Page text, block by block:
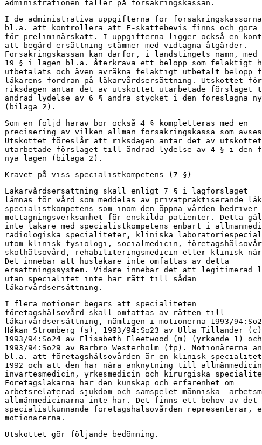
administrationen faller på försäkringskassan.
I de administrativa uppgifterna för
bl.a. att kontrollera att F-skattebevis finns och göra
för preliminärskatt. I uppgifterna ligger också en
att begärd ersättning stämmer med vidtagna åtgärder.
Försäkringskassan kan därför, i landstingets namn, med
19 § i lagen bl.a. återkräva ett belopp som felaktigt
utbetalats och även avräkna felaktigt utbetalt belopp
läkarens fordran på läkarvårdsersättning. Utskottet
riksdagen antar det av utskottet utarbetade
ändrad lydelse av 6 § andra stycket i den föreslagna
(bilaga 2).
Som en följd härav bör också 4 § kompletteras med en
precisering av vilken allmän försäkringskassa som
Utskottet föreslår att riksdagen antar det av utskottet
utarbetade förslaget till ändrad lydelse av 4 § i den
nya lagen (bilaga 2).
Kravet på viss specialistkompetens (7 §)
Läkarvårdsersättning skall enligt 7 § i lagförslaget
lämnas för vård som meddelas av privatpraktiserande
specialistkompetens som inom den öppna vården bedriver
mottagningsverksamhet för enskilda patienter. Detta
inte läkare med specialistkompetens enbart i
radiologiska specialiteter, kliniska
utom klinisk fysiologi, socialmedicin,
skolhälsovård, rehabiliteringsmedicin eller klinisk
Det innebär att husläkare inte omfattas av detta
ersättningssystem. Vidare innebär det att legitimerad
utan specialitet inte har rätt till sådan
läkarvårdsersättning.
I flera motioner begärs att specialiteten
företagshälsovård skall omfattas av rätten till
läkarvårdsersättning, nämligen i motionerna 1993/
Håkan Strömberg (s), 1993/94:So23 av Ulla Tillander
1993/94:So24 av Elisabeth Fleetwood (m) (yrkande 1) och
1993/94:So29 av Barbro Westerholm (fp). Motionärerna
bl.a. att företagshälsovården är en klinisk specialitet
1992 och att den har nära anknytning till
invärtesmedicin, yrkesmedicin och kirurgiska
Företagsläkarna har den kunskap och erfarenhet om
arbetsrelaterad sjukdom och samspelet människa--
allmänmedicinarna inte har. Det finns ett behov av det
specialistkunnande företagshälsovården representerar,
motionärerna.
Utskottet gör följande bedömning.